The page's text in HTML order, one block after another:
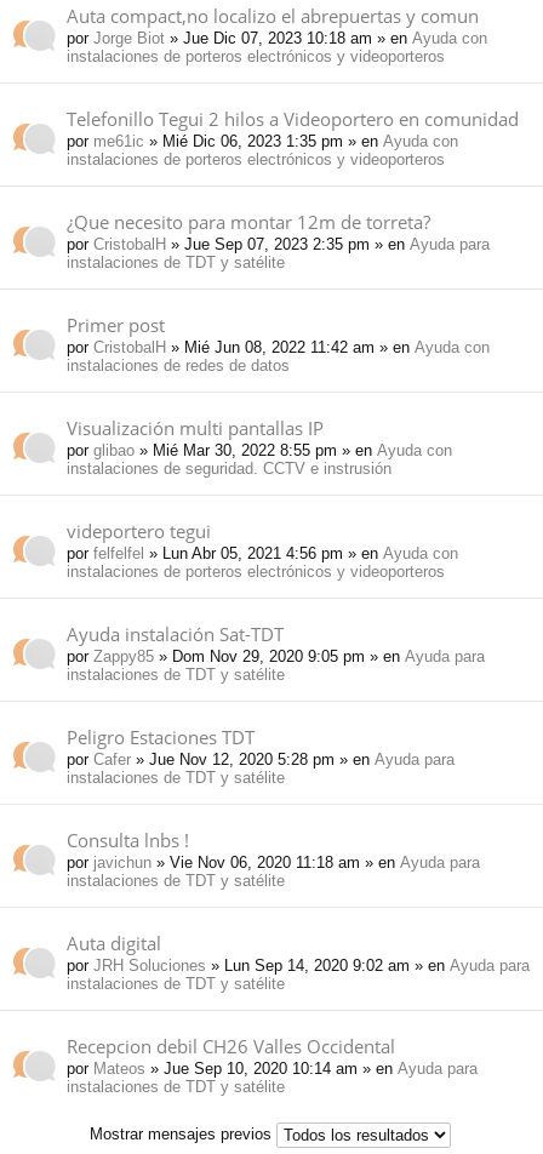
Auta compact,no localizo el abrepuertas y comun
por Jorge Biot » Jue Dic 07, 2023 10:18 am » en Ayuda con
instalaciones de porteros electrónicos y videoporteros
Telefonillo Tegui 2 hilos a Videoportero en comunidad
por me61ic » Mié Dic 06, 2023 1:35 pm » en Ayuda con
instalaciones de porteros electrónicos y videoporteros
¿Que necesito para montar 12m de torreta?
por CristobalH » Jue Sep 07, 2023 2:35 pm » en Ayuda para
instalaciones de TDT y satélite
Primer post
por CristobalH » Mié Jun 08, 2022 11:42 am » en Ayuda con
instalaciones de redes de datos
Visualización multi pantallas IP
por glibao » Mié Mar 30, 2022 8:55 pm » en Ayuda con
instalaciones de seguridad. CCTV e instrusión
videportero tegui
por felfelfel » Lun Abr 05, 2021 4:56 pm » en Ayuda con
instalaciones de porteros electrónicos y videoporteros
Ayuda instalación Sat-TDT
por Zappy85 » Dom Nov 29, 2020 9:05 pm » en Ayuda para
instalaciones de TDT y satélite
Peligro Estaciones TDT
por Cafer » Jue Nov 12, 2020 5:28 pm » en Ayuda para
instalaciones de TDT y satélite
Consulta lnbs !
por javichun » Vie Nov 06, 2020 11:18 am » en Ayuda para
instalaciones de TDT y satélite
Auta digital
por JRH Soluciones » Lun Sep 14, 2020 9:02 am » en Ayuda para
instalaciones de TDT y satélite
Recepcion debil CH26 Valles Occidental
por Mateos » Jue Sep 10, 2020 10:14 am » en Ayuda para
instalaciones de TDT y satélite
Mostrar mensajes previos